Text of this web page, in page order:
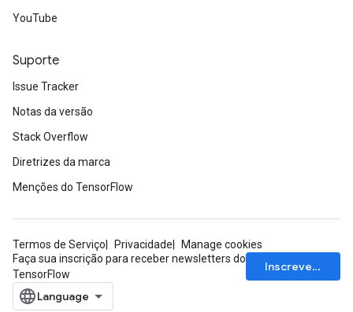
YouTube
Suporte
Issue Tracker
Notas da versão
Stack Overflow
Diretrizes da marca
Menções do TensorFlow
Termos de Serviço Privacidade
Manage cookies
Faça sua inscrição para receber newsletters do
TensorFlow
Inscrever-se